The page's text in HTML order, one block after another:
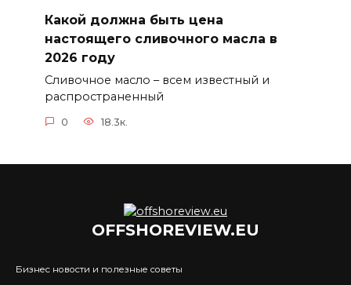
Какой должна быть цена
настоящего сливочного масла в
2026 году
Сливочное масло – всем известный и
распространенный
0 18.3к.
OFFSHOREVIEW.EU
Бизнес новости и полезные советы